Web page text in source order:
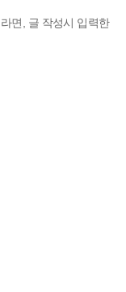
면, 글 작성시 입력한